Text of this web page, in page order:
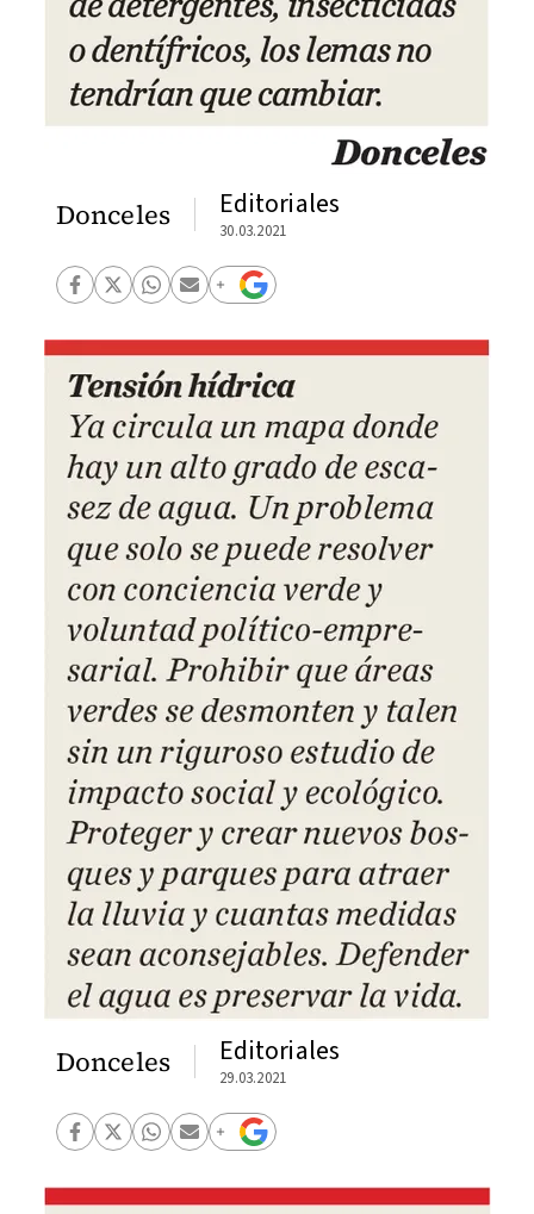
Donceles Editoriales
30.03.2021
Donceles Editoriales
29.03.2021